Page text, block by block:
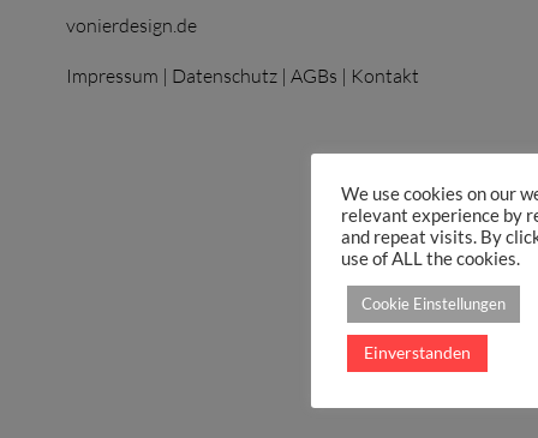
vonierdesign.de
Impressum | Datenschutz| AGBs | Kontakt
We use cookies on our
relevant experience by
and repeat visits. By
use of ALL the cookies.
Cookie Einstellungen
Einverstanden